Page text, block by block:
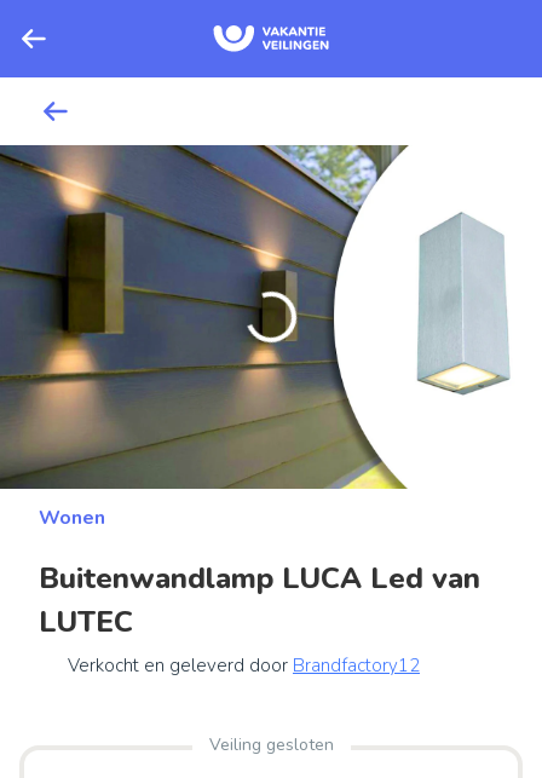
Wonen
Buitenwandlamp LUCA Led van
LUTEC
Verkocht en geleverd door Brandfactory12
Veiling gesloten